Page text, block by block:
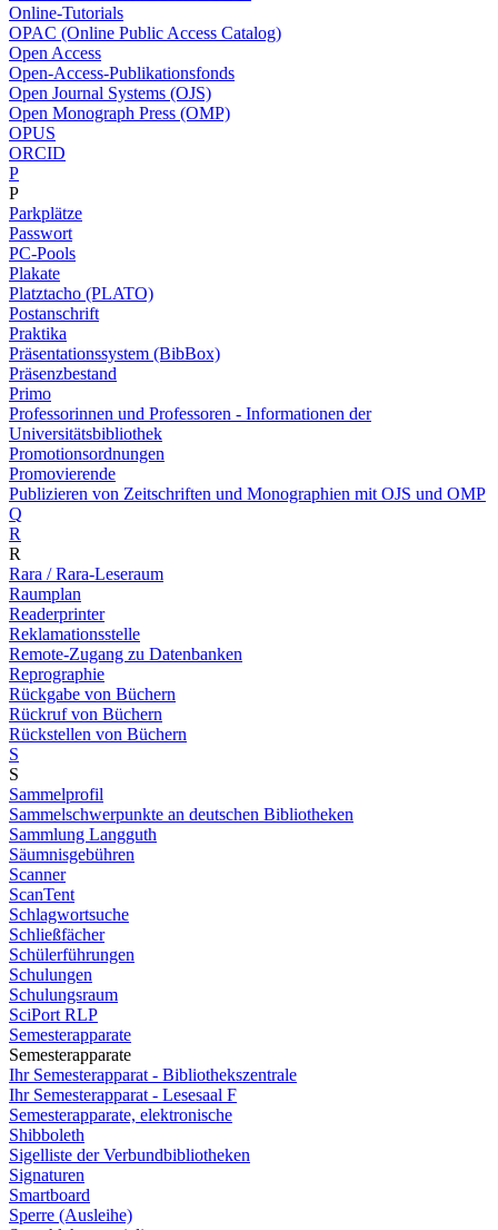
Online-Tutorials
OPAC (Online Public Access Catalog)
Open Access
Open-Access-Publikationsfonds
Open Journal Systems (OJS)
Open Monograph Press (OMP)
OPUS
ORCID
P
P
Parkplätze
Passwort
PC-Pools
Plakate
Platztacho (PLATO)
Postanschrift
Praktika
Präsentationssystem (BibBox)
Präsenzbestand
Primo
Professorinnen und Professoren - Informationen der
Universitätsbibliothek
Promotionsordnungen
Promovierende
Publizieren von Zeitschriften und Monographien mit OJS und OMP
Q
R
R
Rara / Rara-Leseraum
Raumplan
Readerprinter
Reklamationsstelle
Remote-Zugang zu Datenbanken
Reprographie
Rückgabe von Büchern
Rückruf von Büchern
Rückstellen von Büchern
S
S
Sammelprofil
Sammelschwerpunkte an deutschen Bibliotheken
Sammlung Langguth
Säumnisgebühren
Scanner
ScanTent
Schlagwortsuche
Schließfächer
Schülerführungen
Schulungen
Schulungsraum
SciPort RLP
Semesterapparate
Semesterapparate
Ihr Semesterapparat - Bibliothekszentrale
Ihr Semesterapparat - Lesesaal F
Semesterapparate, elektronische
Shibboleth
Sigelliste der Verbundbibliotheken
Signaturen
Smartboard
Sperre (Ausleihe)